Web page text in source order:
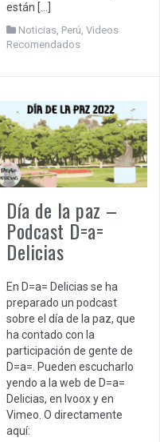
están […]
Noticias, Perú, Videos
Recomendados
Día de la paz –
Podcast D=a=
Delicias
En D=a= Delicias se ha
preparado un podcast
sobre el día de la paz, que
ha contado con la
participación de gente de
D=a=. Pueden escucharlo
yendo a la web de D=a=
Delicias, en Ivoox y en
Vimeo. O directamente
aquí: